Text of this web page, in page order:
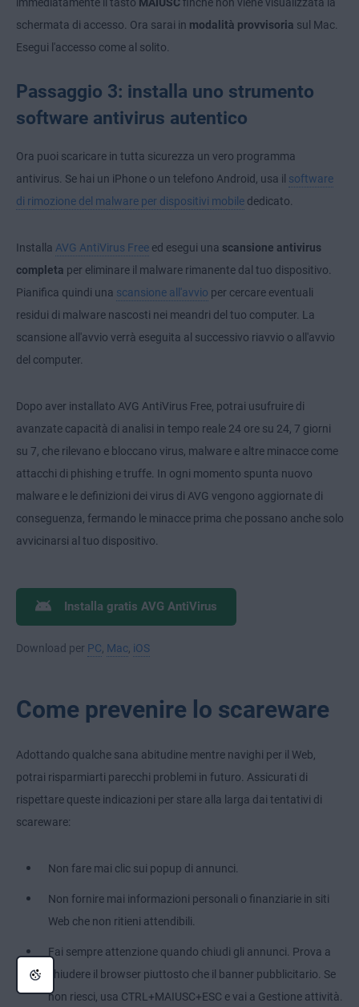
schermata di accesso. Ora sarai in modalità provvisoria sul Mac.
Esegui l'accesso come al solito.
Passaggio 3: installa uno strumento
software antivirus autentico
Ora puoi scaricare in tutta sicurezza un vero programma
antivirus. Se hai un iPhone o un telefono Android, usa il software
di rimozione del malware per dispositivi mobile dedicato.
Installa AVG AntiVirus Free ed esegui una scansione antivirus
completa per eliminare il malware rimanente dal tuo dispositivo.
Pianifica quindi una scansione all'avvio per cercare eventuali
residui di malware nascosti nei meandri del tuo computer. La
scansione all'avvio verrà eseguita al successivo riavvio o all'avvio
del computer.
Dopo aver installato AVG AntiVirus Free, potrai usufruire di
avanzate capacità di analisi in tempo reale 24 ore su 24, 7 giorni
su 7, che rilevano e bloccano virus, malware e altre minacce come
attacchi di phishing e truffe. In ogni momento spunta nuovo
malware e le definizioni dei virus di AVG vengono aggiornate di
conseguenza, fermando le minacce prima che possano anche solo
avvicinarsi al tuo dispositivo.
Installa gratis AVG AntiVirus
Download per PC Mac iOS
Come prevenire lo scareware
Adottando qualche sana abitudine mentre navighi per il Web,
potrai risparmiarti parecchi problemi in futuro. Assicurati di
rispettare queste indicazioni per stare alla larga dai tentativi di
scareware:
Non fare mai clic sui popup di annunci.
Non fornire mai informazioni personali o finanziarie in siti
Web che non ritieni attendibili.
Fai sempre attenzione quando chiudi gli annunci. Prova a
chiudere il browser piuttosto che il banner pubblicitario. Se
non riesci, usa CTRL+MAIUSC+ESC e vai a Gestione attività.